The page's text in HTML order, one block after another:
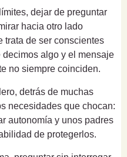
dejar de preguntar
hacia otro lado
trata de ser conscientes
algo y el mensaje
no siempre coinciden.
detrás de muchas
necesidades que chocan:
autonomía y unos padres
de protegerlos.